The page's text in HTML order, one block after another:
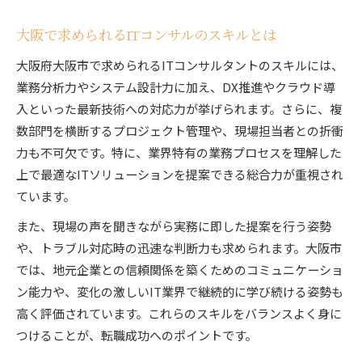
大阪で求められるITコンサルのスキルとは
大阪府大阪市で求められるITコンサルタントのスキルには、
業務分析力やシステム設計力に加え、DX推進やクラウド導
入といった最新技術への対応力が挙げられます。さらに、複
数部門を横断するプロジェクト管理や、現場担当者との折衝
力も不可欠です。特に、業界特有の業務プロセスを理解した
上で最適なITソリューションを提案できる総合力が重視され
ています。
また、現場の声を聞きながら実務に即した提案を行う姿勢
や、トラブル対応時の迅速な判断力も求められます。大阪市
では、地元企業との信頼関係を築くためのコミュニケーショ
ン能力や、変化の激しいIT業界で継続的に学び続ける姿勢も
高く評価されています。これらのスキルをバランスよく身に
つけることが、転職成功へのポイントです。